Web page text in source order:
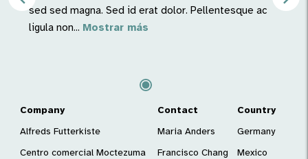
sed sed magna. Sed id erat dolor. Pellentesque ac
ligula non... Mostrar más
Company Contact
Country
Alfreds Futterkiste
Maria Anders
Germany
Centro comercial Moctezuma
Francisco Chang
Mexico